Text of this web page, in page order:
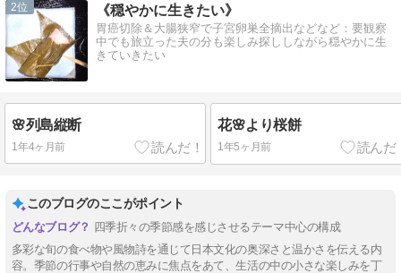
2 《穏やかに生きたい》
胃癌切除＆大腸狭窄で子宮卵巣全摘出などなど：要観察
中でも旅立った夫の分も楽しみ探ししながら穏やかに生
きていきたい
🌸列島縦断
1年4ヶ月前
花🌸より桜餅
1年5ヶ月前
このブログのここがポイント
四季折々の季節感を感じさせるテーマ中心の構成
多彩な旬の食べ物や風物詩を通じて日本文化の奥深さと温かさを伝える内
容。季節の行事や自然の恵みに焦点をあて、生活の中の小さな楽しみを丁